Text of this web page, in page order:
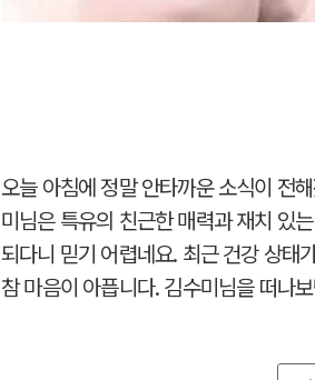
오늘 아침에 정말 안타까운 소식이 전
미님은 특유의 친근한 매력과 재치 있
되다니 믿기 어렵네요. 최근 건강 상태
참 마음이 아픕니다. 김수미님을 떠나
검